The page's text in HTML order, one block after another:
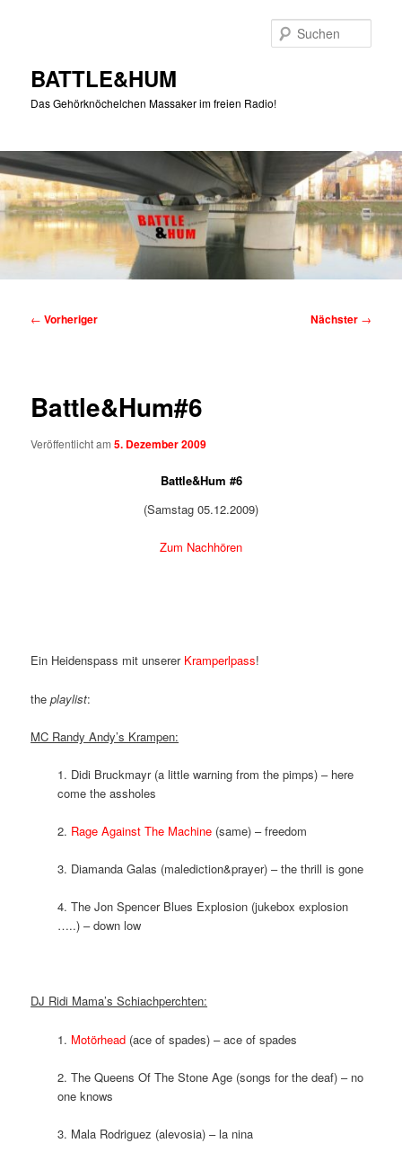
BATTLE&HUM
Das Gehörknöchelchen Massaker im freien Radio!
Beitragsnavigation
← Vorheriger Nächster →
Battle&Hum#6
Veröffentlicht am5. Dezember 2009
Battle&Hum #6
(Samstag 05.12.2009)
Zum Nachhören
Ein Heidenspass mit unserer Kramperlpass!
theplaylist:
MC Randy Andy’s Krampen:
1. Didi Bruckmayr (a little warning from the pimps) – here
come the assholes
2. Rage Against The Machine (same) – freedom
3. Diamanda Galas (malediction&prayer) – the thrill is gone
4.The Jon Spencer Blues Explosion (jukebox explosion
…..) – down low
DJ Ridi Mama’s Schiachperchten:
1. Motörhead (ace of spades) – ace of spades
2. The Queens Of The Stone Age (songs for the deaf) – no
one knows
3. Mala Rodriguez (alevosia) – la nina